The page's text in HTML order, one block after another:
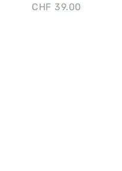
CHF 39.00